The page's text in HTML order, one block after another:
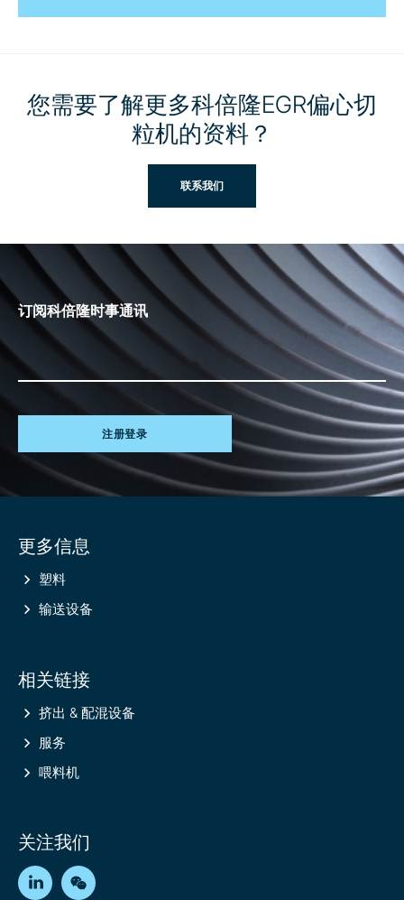
您需要了解更多科倍隆EGR偏心切
粒机的资料？
联系我们
订阅科倍隆时事通讯
注册登录
information
更多信息
塑料
输送设备
相关链接
挤出 & 配混设备
服务
喂料机
关注我们
LinkedIn